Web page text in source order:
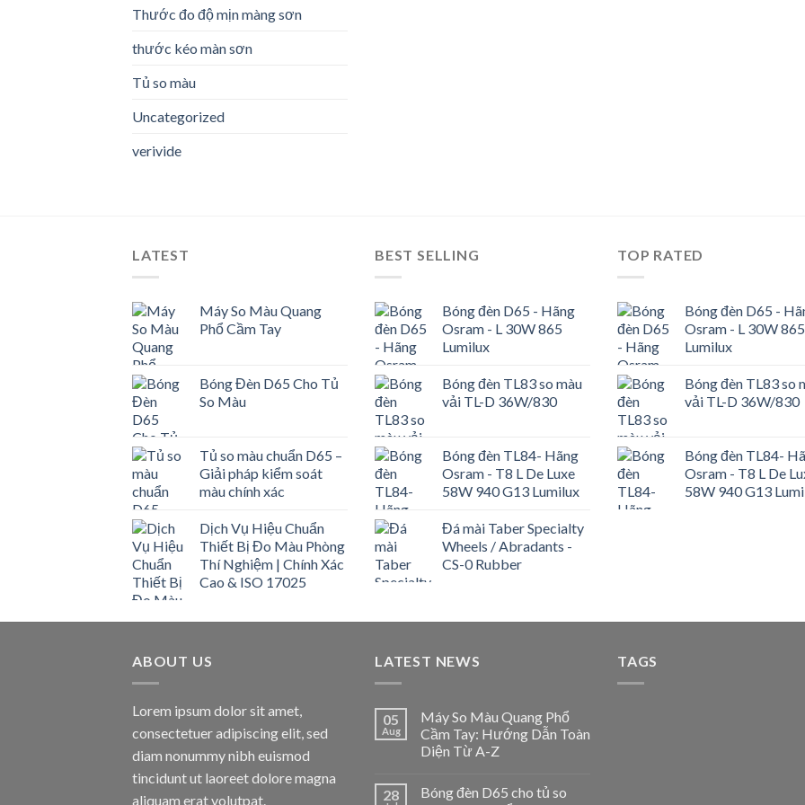
Thước đo độ mịn màng sơn
thước kéo màn sơn
Tủ so màu
Uncategorized
verivide
LATEST
Máy So Màu Quang
Phổ Cầm Tay
Bóng Đèn D65 Cho Tủ
So Màu
Tủ so màu chuẩn D65 –
Giải pháp kiểm soát
màu chính xác
Dịch Vụ Hiệu Chuẩn
Thiết Bị Đo Màu Phòng
Thí Nghiệm | Chính Xác
Cao & ISO 17025
BEST SELLING
Bóng đèn D65 - Hãng
Osram - L 30W 865
Lumilux
Bóng đèn TL83 so màu
vải TL-D 36W/830
Bóng đèn TL84- Hãng
Osram - T8 L De Luxe
58W 940 G13 Lumilux
Đá mài Taber Specialty
Wheels / Abradants -
CS-0 Rubber
TOP RATED
Bóng đèn D65 -
Osram - L 30W 865
Lumilux
Bóng đèn TL83 so
vải TL-D 36W/830
Bóng đèn TL84-
Osram - T8 L De
58W 940 G13
ABOUT US
Lorem ipsum dolor sit amet,
consectetuer adipiscing elit, sed
diam nonummy nibh euismod
tincidunt ut laoreet dolore magna
aliquam erat volutpat.
LATEST NEWS
05
Aug
Máy So Màu Quang Phổ
Cầm Tay: Hướng Dẫn Toàn
Diện Từ A-Z
28
Bóng đèn D65 cho tủ so
TAGS